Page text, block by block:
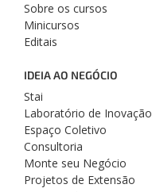
Sobre os cursos
Minicursos
Editais
IDEIA AO NEGÓCIO
Stai
Laboratório de Inovação
Espaço Coletivo
Consultoria
Monte seu Negócio
Projetos de Extensão